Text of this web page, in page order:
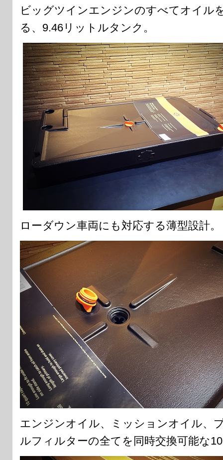
ビッグツインエンジンのすべてオイル
る、9.46リットルタンク。
ローダウン車両にも対応する薄型設計。
エンジンオイル、ミッションオイル、
ルフィルターの全てを同時交換可能な